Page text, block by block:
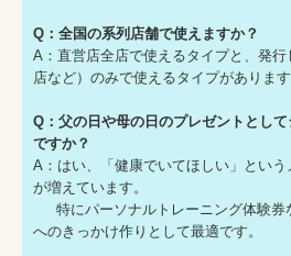
Q：全国の系列店舗で使えますか？
A：直営店全店で使えるタイプと、発
店など）のみで使えるタイプがありま
Q：父の日や母の日のプレゼントとし
ですか？
A：はい、「健康でいてほしい」とい
が増えています。
特にパーソナルトレーニング体験券
へのきっかけ作りとして最適です。